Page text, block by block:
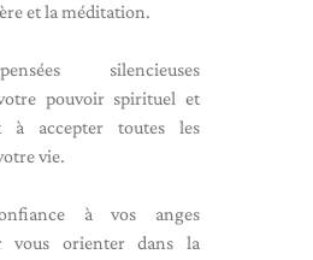
et la méditation.
silencieuses
pouvoir spirituel et
à accepter toutes les
vie.
à vos anges
vous orienter dans la